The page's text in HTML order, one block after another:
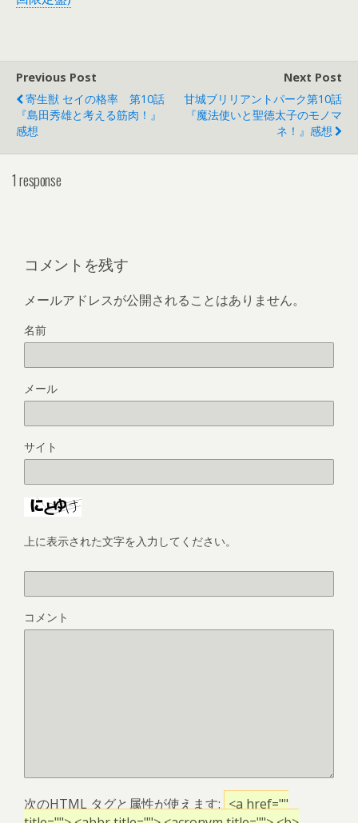
Previous Post
寄生獣 セイの格率 第10話
『島田秀雄と考える筋肉！』
感想
Next Post
甘城ブリリアントパーク第10話
『魔法使いと聖徳太子のモノマ
ネ！』感想
1 response
コメントを残す
メールアドレスが公開されることはありません。
名前
メール
サイト
上に表示された文字を入力してください。
コメント
次のHTML タグと属性が使えます: <a href=""